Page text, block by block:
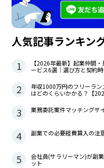
人気記事ランキン
1
【2026年最新】起業仲間
ービス6選｜選び方と契約
2
年収1000万円のフリーラ
はどのくらいかかる？【
3 業務委託案件マッチングサ
4 副業での必要経費算入の注
5
会社員(サラリーマン)が副
ット